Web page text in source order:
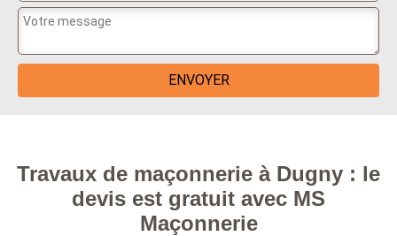
Travaux de maçonnerie à Dugny : le
devis est gratuit avec MS
Maçonnerie